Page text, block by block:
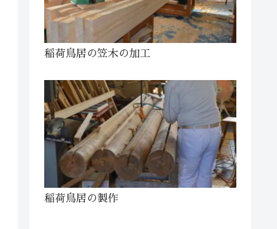
稲荷鳥居の笠木の加工
稲荷鳥居の製作